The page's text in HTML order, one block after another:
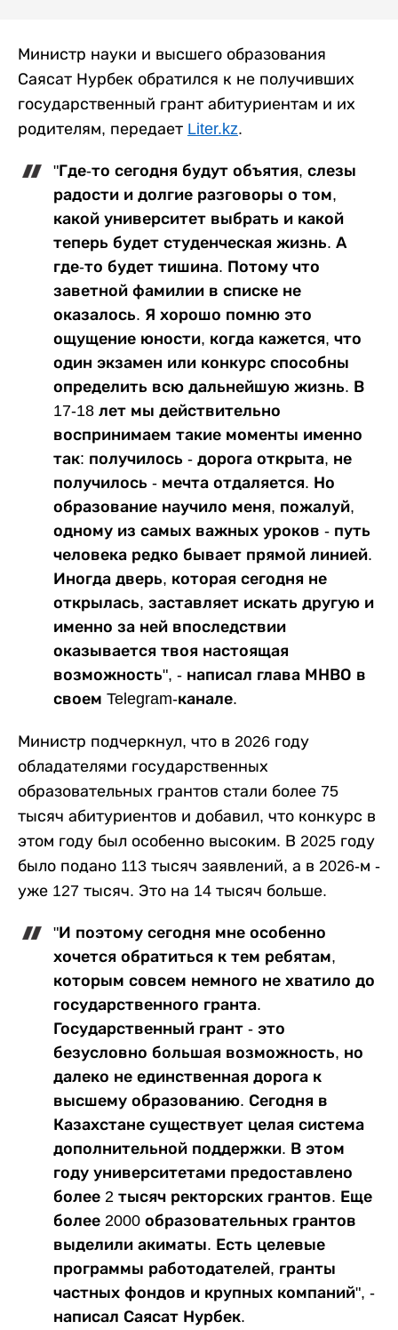
Министр науки и высшего образования
Саясат Нурбек обратился к не получивших
государственный грант абитуриентам и их
родителям, передает Liter.kz.
"Где-то сегодня будут объятия, слезы
радости и долгие разговоры о том,
какой университет выбрать и какой
теперь будет студенческая жизнь. А
где-то будет тишина. Потому что
заветной фамилии в списке не
оказалось. Я хорошо помню это
ощущение юности, когда кажется, что
один экзамен или конкурс способны
определить всю дальнейшую жизнь. В
17-18 лет мы действительно
воспринимаем такие моменты именно
так: получилось - дорога открыта, не
получилось - мечта отдаляется. Но
образование научило меня, пожалуй,
одному из самых важных уроков - путь
человека редко бывает прямой линией.
Иногда дверь, которая сегодня не
открылась, заставляет искать другую и
именно за ней впоследствии
оказывается твоя настоящая
возможность", - написал глава МНВО в
своем Telegram-канале.
Министр подчеркнул, что в 2026 году
обладателями государственных
образовательных грантов стали более 75
тысяч абитуриентов и добавил, что конкурс в
этом году был особенно высоким. В 2025 году
было подано 113 тысяч заявлений, а в 2026-м -
уже 127 тысяч. Это на 14 тысяч больше.
"И поэтому сегодня мне особенно
хочется обратиться к тем ребятам,
которым совсем немного не хватило до
государственного гранта.
Государственный грант - это
безусловно большая возможность, но
далеко не единственная дорога к
высшему образованию. Сегодня в
Казахстане существует целая система
дополнительной поддержки. В этом
году университетами предоставлено
более 2 тысяч ректорских грантов. Еще
более 2000 образовательных грантов
выделили акиматы. Есть целевые
программы работодателей, гранты
частных фондов и крупных компаний", -
написал Саясат Нурбек.